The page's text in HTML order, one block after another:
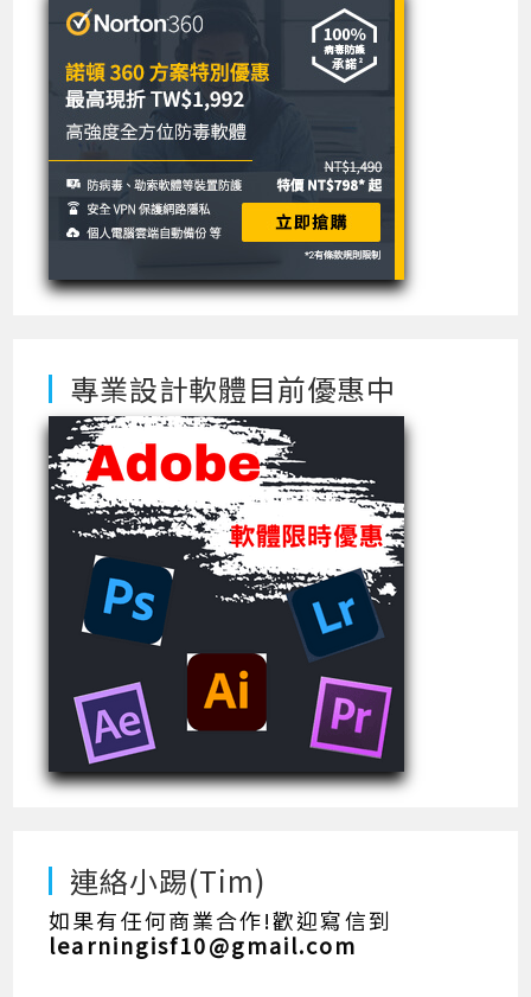
專業設計軟體目前優惠中
連絡小踢(Tim)
如果有任何商業合作!歡迎寫信到
learningisf10@gmail.com